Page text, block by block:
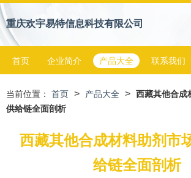
重庆欢宇易特信息科技有限公司
首页 企业简介 产品大全 联系我们
当前位置： 首页 > 产品大全 > 西藏其他合成
供给链全面剖析
西藏其他合成材料助剂市
给链全面剖析